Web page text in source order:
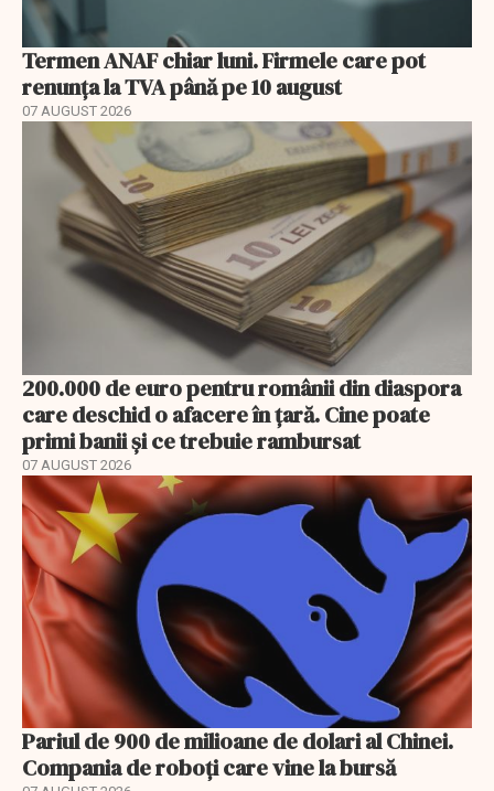
Termen ANAF chiar luni. Firmele care pot
renunța la TVA până pe 10 august
07 AUGUST 2026
200.000 de euro pentru românii din diaspora
care deschid o afacere în țară. Cine poate
primi banii și ce trebuie rambursat
07 AUGUST 2026
Pariul de 900 de milioane de dolari al Chinei.
Compania de roboți care vine la bursă